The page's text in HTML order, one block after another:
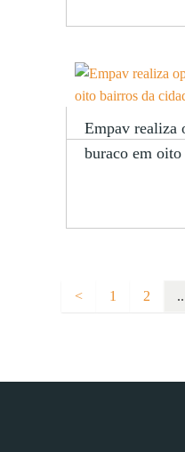
Empav realiza
buraco em
< 1 2